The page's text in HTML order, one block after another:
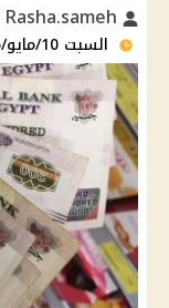
السبت 10/مايو/2025 - 11:51 ص